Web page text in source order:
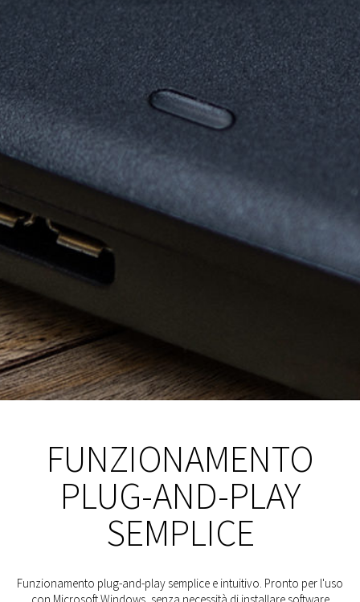
FUNZIONAMENTO
PLUG-AND-PLAY
SEMPLICE
Funzionamento plug-and-play semplice e intuitivo. Pronto per l'uso